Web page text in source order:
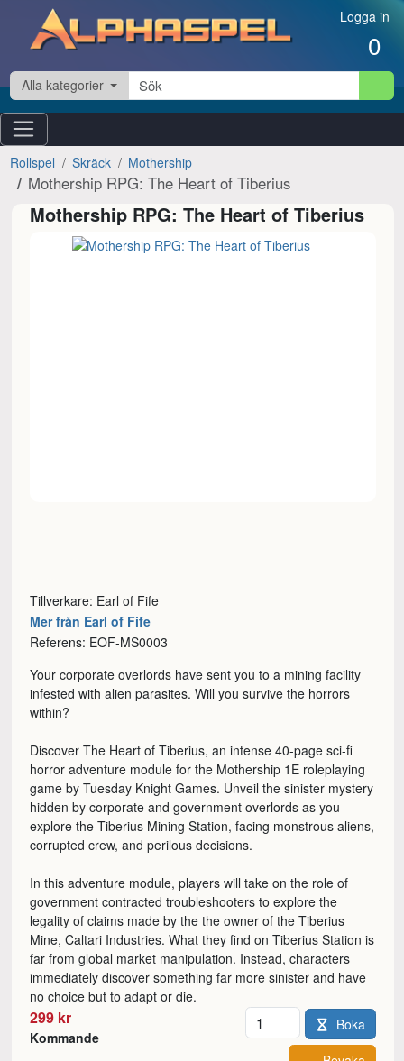
Hoppa till innehåll Logga in
0
Alla kategorier
Rollspel Skräck Mothership
Mothership RPG: The Heart of Tiberius
Mothership RPG: The Heart of Tiberius
Tillverkare: Earl of Fife
Mer från Earl of Fife
Referens: EOF-MS0003
Your corporate overlords have sent you to a mining facility
infested with alien parasites. Will you survive the horrors
within?
Discover The Heart of Tiberius, an intense 40-page sci-fi
horror adventure module for the Mothership 1E roleplaying
game by Tuesday Knight Games. Unveil the sinister mystery
hidden by corporate and government overlords as you
explore the Tiberius Mining Station, facing monstrous aliens,
corrupted crew, and perilous decisions.
In this adventure module, players will take on the role of
government contracted troubleshooters to explore the
legality of claims made by the the owner of the Tiberius
Mine, Caltari Industries. What they find on Tiberius Station is
far from global market manipulation. Instead, characters
immediately discover something far more sinister and have
no choice but to adapt or die.
299 kr
Kommande
Antal Boka